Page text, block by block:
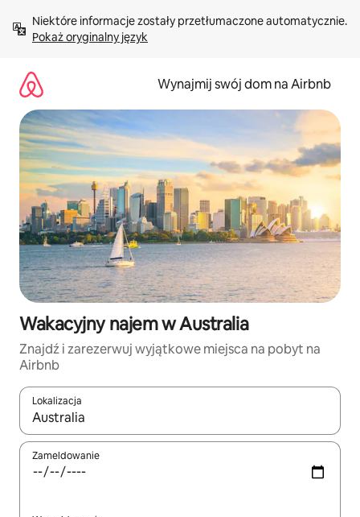
treści Pokaż oryginalny język
Wynajmij swój dom na Airbnb
Wakacyjny najem w Australia
Znajdź i zarezerwuj wyjątkowe miejsca na pobyt na
Airbnb
Lokalizacja
Gdy wyniki będą dostępne, możesz poruszać się po nich za
Zameldowanie